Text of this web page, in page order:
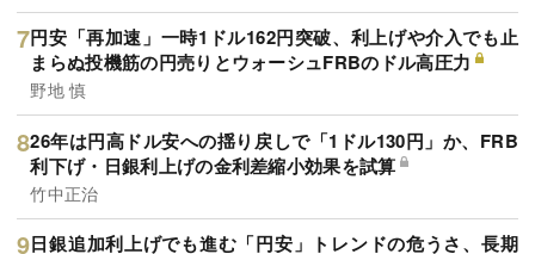
円安「再加速」一時1ドル162円突破、利上げや介入でも止
まらぬ投機筋の円売りとウォーシュFRBのドル高圧力
野地 慎
26年は円高ドル安への揺り戻しで「1ドル130円」か、FRB
利下げ・日銀利上げの金利差縮小効果を試算
竹中正治
日銀追加利上げでも進む「円安」トレンドの危うさ、長期